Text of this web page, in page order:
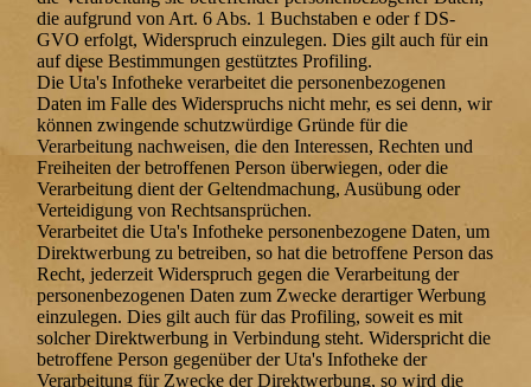
die aufgrund von Art. 6 Abs. 1 Buchstaben e oder f DS-
GVO erfolgt, Widerspruch einzulegen. Dies gilt auch für ein
auf diese Bestimmungen gestütztes Profiling.
Die Uta's Infotheke verarbeitet die personenbezogenen
Daten im Falle des Widerspruchs nicht mehr, es sei denn, wir
können zwingende schutzwürdige Gründe für die
Verarbeitung nachweisen, die den Interessen, Rechten und
Freiheiten der betroffenen Person überwiegen, oder die
Verarbeitung dient der Geltendmachung, Ausübung oder
Verteidigung von Rechtsansprüchen.
Verarbeitet die Uta's Infotheke personenbezogene Daten, um
Direktwerbung zu betreiben, so hat die betroffene Person das
Recht, jederzeit Widerspruch gegen die Verarbeitung der
personenbezogenen Daten zum Zwecke derartiger Werbung
einzulegen. Dies gilt auch für das Profiling, soweit es mit
solcher Direktwerbung in Verbindung steht. Widerspricht die
betroffene Person gegenüber der Uta's Infotheke der
Verarbeitung für Zwecke der Direktwerbung, so wird die